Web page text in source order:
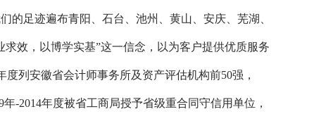
的足迹遍布青阳、石台、池州、黄山、安庆、芜湖、
求效，以博学实基”这一信念，以为客户提供优质服务
度列安徽省会计师事务所及资产评估机构前50强，
年-2014年度被省工商局授予省级重合同守信用单位，